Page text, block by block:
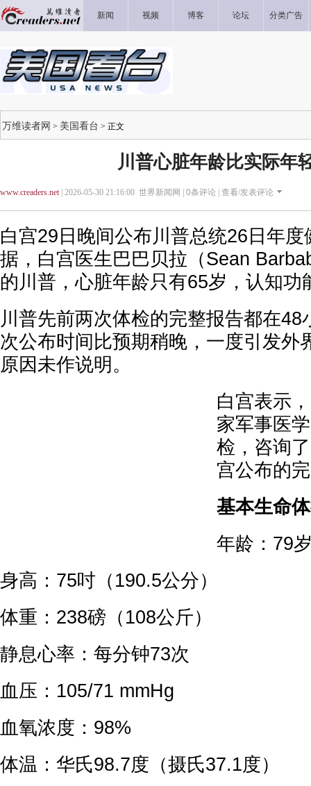
新闻 视频 博客 论坛 分类广告
万维读者网 > 美国看台 > 正文
川普心脏年龄比实际年
www.creaders.net| 2026-05-30 21:16:00 世界新闻网 | 0条评论 | 查看/发表评论
白宫29日晚间公布川普总统26日年
据，白宫医生巴巴贝拉（Sean
的川普，心脏年龄只有65岁，认知功
川普先前两次体检的完整报告都在48
次公布时间比预期稍晚，一度引发外
原因未作说明。
白宫表示
家军事医
检，咨询
宫公布的
基本生命
年龄：79
身高：75吋（190.5公分）
体重：238磅（108公斤）
静息心率：每分钟73次
血压：105/71 mmHg
血氧浓度：98%
体温：华氏98.7度（摄氏37.1度）